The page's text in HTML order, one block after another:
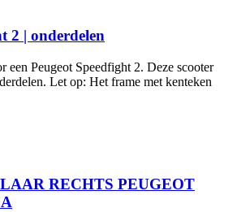
2 | onderdelen
een Peugeot Speedfight 2. Deze scooter
Let op: Het frame met kenteken
RECHTS PEUGEOT